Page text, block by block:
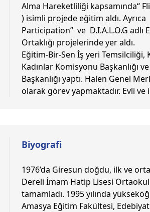
Alma Hareketliliği kapsamında“
) isimli projede eğitim aldı.
Participation” ve D.I.A.L.O.G
Ortaklığı projelerinde yer aldı.
Eğitim-Bir-Sen İş yeri
Kadınlar Komisyonu Başkanlığı
Başkanlığı yaptı. Halen Genel
olarak görev yapmaktadır. Evli ve
Biyografi
1976’da Giresun doğdu, ilk ve
Dereli İmam Hatip Lisesi
tamamladı. 1995 yılında
Amasya Eğitim Fakültesi,